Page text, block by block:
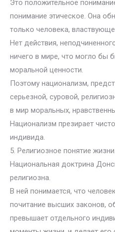
Это положительное
понимание этическое. Она
только человека,
Нет действия,
ничего в мире, что могло бы
моральной ценности.
Поэтому национализм,
серьезной, суровой,
в мир моральных,
Национализм презирает
индивида.
5. Религиозное понятие жизни.
Национальная доктрина
религиозна.
В ней понимается, что
почитание высших законов,
превышает отдельного